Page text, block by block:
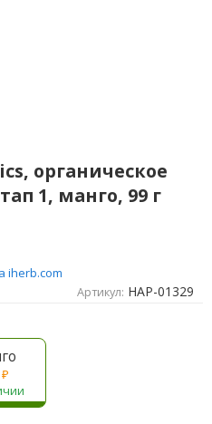
органическое
1, манго, 99 г
iherb.com
Артикул: HAP-01329
₽